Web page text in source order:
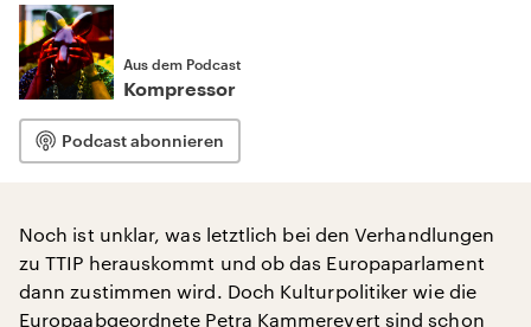
Aus dem Podcast
Kompressor
Podcast abonnieren
Noch ist unklar, was letztlich bei den Verhandlungen
zu TTIP herauskommt und ob das Europaparlament
dann zustimmen wird. Doch Kulturpolitiker wie die
Europaabgeordnete Petra Kammerevert sind schon